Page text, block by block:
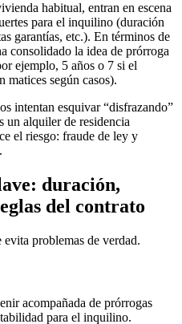
habitual, entran en escena
para el inquilino (duración
garantías, etc.). En términos de
consolidado la idea de prórroga
ejemplo, 5 años o 7 si el
matices según casos).
intentan esquivar “disfrazando”
un alquiler de residencia
el riesgo: fraude de ley y
duración,
del contrato
problemas de verdad.
acompañada de prórrogas
para el inquilino.